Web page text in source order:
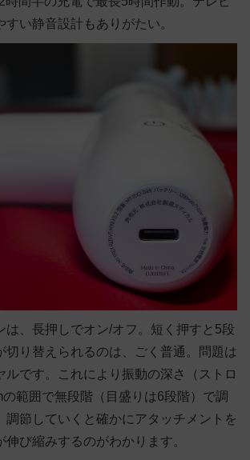
すい静音設計もありがたい。
は、長押しでオン/オフ。短く押すと5段
切り替えられるのは、ごく普通。問題は
ルです。これにより振動の深さ（ストロ
範囲で無段階（目盛りは6段階）で調
調節していくと確かにアタッチメントを
伸び縮みするのがわかります。